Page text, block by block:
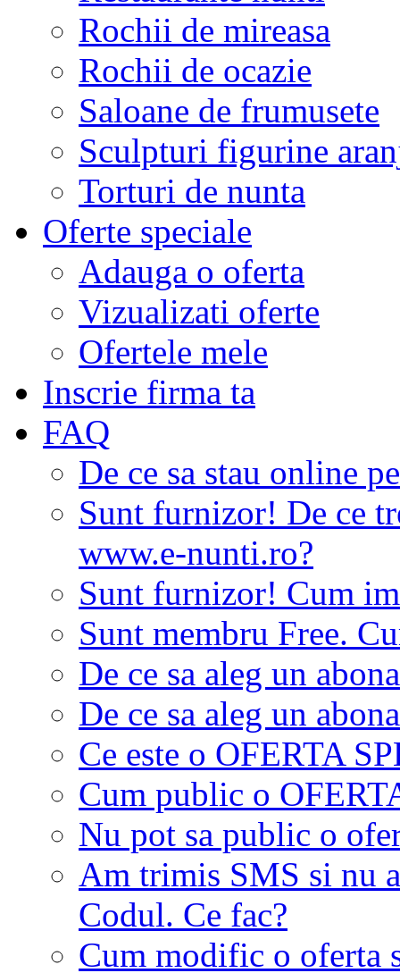
Rochii de mireasa
Rochii de ocazie
Saloane de frumusete
Sculpturi figurine
Torturi de nunta
Oferte speciale
Adauga o oferta
Vizualizati oferte
Ofertele mele
Inscrie firma ta
FAQ
De ce sa stau online
Sunt furnizor! De ce
www.e-nunti.ro?
Sunt furnizor! Cum
Sunt membru Free.
De ce sa aleg un
De ce sa aleg un
Ce este o OFERTA
Cum public o
Nu pot sa public o
Am trimis SMS si nu
Codul. Ce fac?
Cum modific o oferta